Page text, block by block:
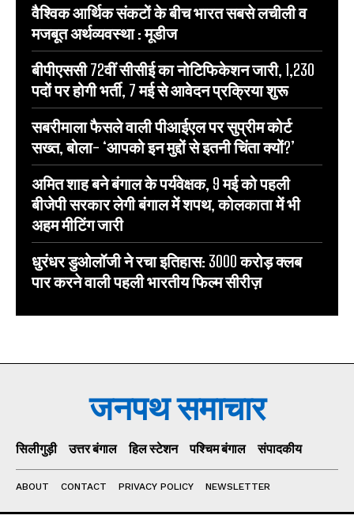
वैश्विक आर्थिक संकटों के बीच भारत सबसे लचीली व
मजबूत अर्थव्यवस्था : मूडीज
बीपीएससी 72वीं सीसीई का नोटिफिकेशन जारी, 1,230
पदों पर होगी भर्ती, 7 मई से आवेदन प्रक्रिया शुरू
सबरीमाला फैसले वाली पीआईएल पर सुप्रीम कोर्ट
सख्त, बोला- ‘आपको इन मुद्दों से इतनी चिंता क्यों?’
अमित शाह बने बंगाल के पर्यवेक्षक, 9 मई को पहली
बीजेपी सरकार लेगी बंगाल में शपथ, कोलकाता में भी
अहम मीटिंग जारी
धुरंधर डुओलॉजी ने रचा इतिहास: 3000 करोड़ क्लब
पार करने वाली पहली भारतीय फिल्म सीरीज़
जनपथ समाचार
सिलीगुड़ी उत्तर बंगाल हिल स्टेशन पश्चिम बंगाल संपादकीय
ABOUT CONTACT PRIVACY POLICY NEWSLETTER